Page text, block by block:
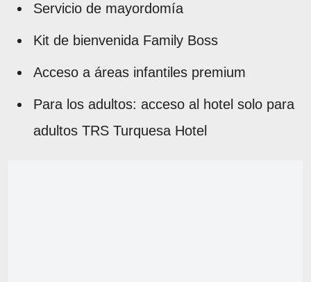
Servicio de mayordomía
Kit de bienvenida Family Boss
Acceso a áreas infantiles premium
Para los adultos: acceso al hotel solo para
adultos TRS Turquesa Hotel